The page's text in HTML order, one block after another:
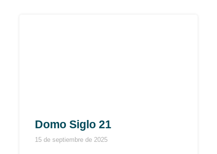
Domo Siglo 21
15 de septiembre de 2025